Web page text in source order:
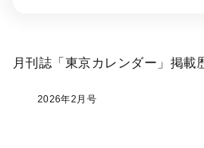
月刊誌「東京カレンダー」掲載
2026年2月号